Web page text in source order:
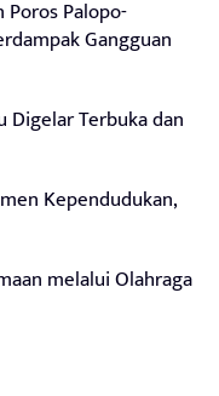
Poros Palopo-
Gangguan
Digelar Terbuka dan
Kependudukan,
melalui Olahraga